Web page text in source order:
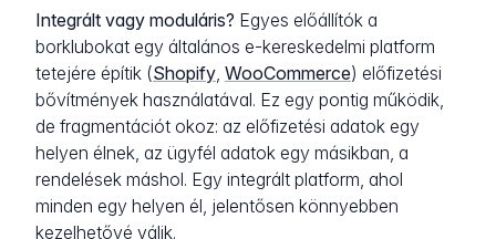
Integrált vagy moduláris? Egyes előállítók a
borklubokat egy általános e-kereskedelmi platform
tetejére építik (Shopify, WooCommerce) előfizetési
bővítmények használatával. Ez egy pontig működik,
de fragmentációt okoz: az előfizetési adatok egy
helyen élnek, az ügyfél adatok egy másikban, a
rendelések máshol. Egy integrált platform, ahol
minden egy helyen él, jelentősen könnyebben
kezelhetővé válik.